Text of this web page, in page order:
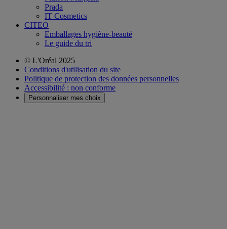
Prada
IT Cosmetics
CITEO
Emballages hygiène-beauté
Le guide du tri
© L'Oréal 2025
Conditions d'utilisation du site
Politique de protection des données personnelles
Accessibilité : non conforme
Personnaliser mes choix